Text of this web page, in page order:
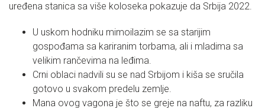
uređena stanica sa više koloseka pokazuje da Srbija 2022.
U uskom hodniku mimoilazim se sa starijim
gospođama sa kariranim torbama, ali i mladima sa
velikim rančevima na leđima.
Crni oblaci nadvili su se nad Srbijom i kiša se sručila
gotovo u svakom predelu zemlje.
Mana ovog vagona je što se greje na naftu, za razliku